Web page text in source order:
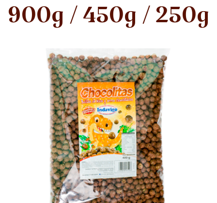
900g / 450g / 250g